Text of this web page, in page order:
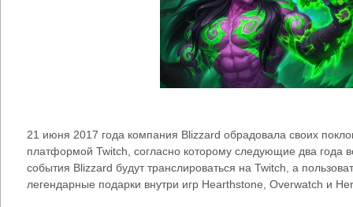
21 июня 2017 года компания Blizzard обрадовала своих
платформой Twitch, согласно которому следующие два года
события Blizzard будут транслироваться на Twitch, а
легендарные подарки внутри игр Hearthstone, Overwatch и